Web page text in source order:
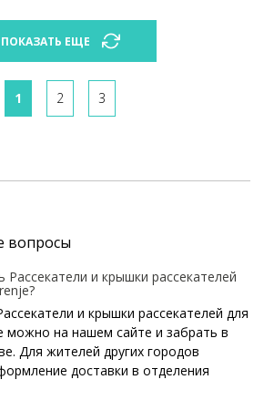
ПОКАЗАТЬ ЕЩЕ
1 2 3
вопросы
и крышки рассекателей
и крышки рассекателей для
можно на нашем сайте и забрать в
Для жителей других городов
доставки в отделения